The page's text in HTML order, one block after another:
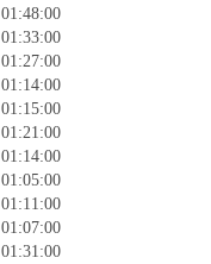
01:48:00
01:33:00
01:27:00
01:14:00
01:15:00
01:21:00
01:14:00
01:05:00
01:11:00
01:07:00
01:31:00